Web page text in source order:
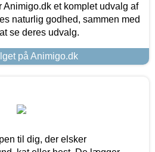
et komplet udvalg af
naturlig godhed, sammen med
se deres udvalg.
på Animigo.dk
til dig, der elsker